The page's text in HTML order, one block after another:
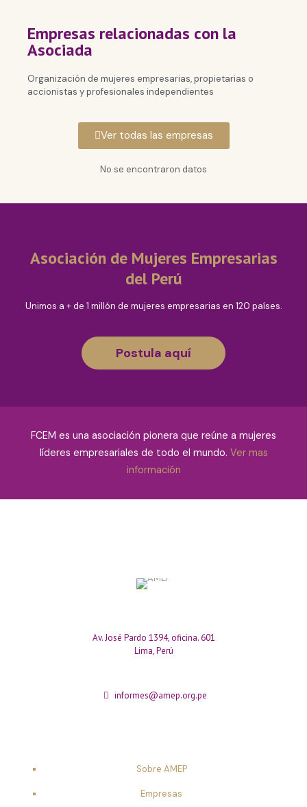
Empresas relacionadas con la
Asociada
Organización de mujeres empresarias, propietarias o
accionistas y profesionales independientes
Ver todas las empresas
No se encontraron datos
Asociación de Mujeres Empresarias
del Perú
Unimos a + de 1 millón de mujeres empresarias en 120 países.
Postula aquí
FCEM es una asociación pionera que reúne a mujeres
líderes empresariales de todo el mundo. Ver mas
información
Av. José Pardo 1394, oficina. 601
Lima, Perú
informes@amep.org.pe
Sobre AMEP
Empresas